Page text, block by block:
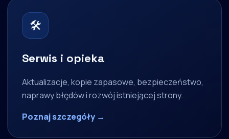
🛠
Serwis i opieka
Aktualizacje, kopie zapasowe, bezpieczeństwo,
naprawy błędów i rozwój istniejącej strony.
Poznaj szczegóły →